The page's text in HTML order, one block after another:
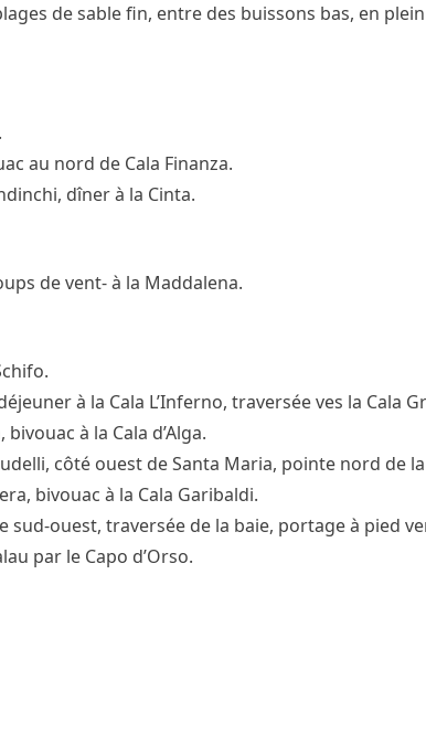
de sable fin, entre des buissons bas, en
au nord de Cala Finanza.
dîner à la Cinta.
de vent- à la Maddalena.
à la Cala L’Inferno, traversée ves la Cala
à la Cala d’Alga.
côté ouest de Santa Maria, pointe nord de la
bivouac à la Cala Garibaldi.
ouest, traversée de la baie, portage à pied
par le Capo d’Orso.